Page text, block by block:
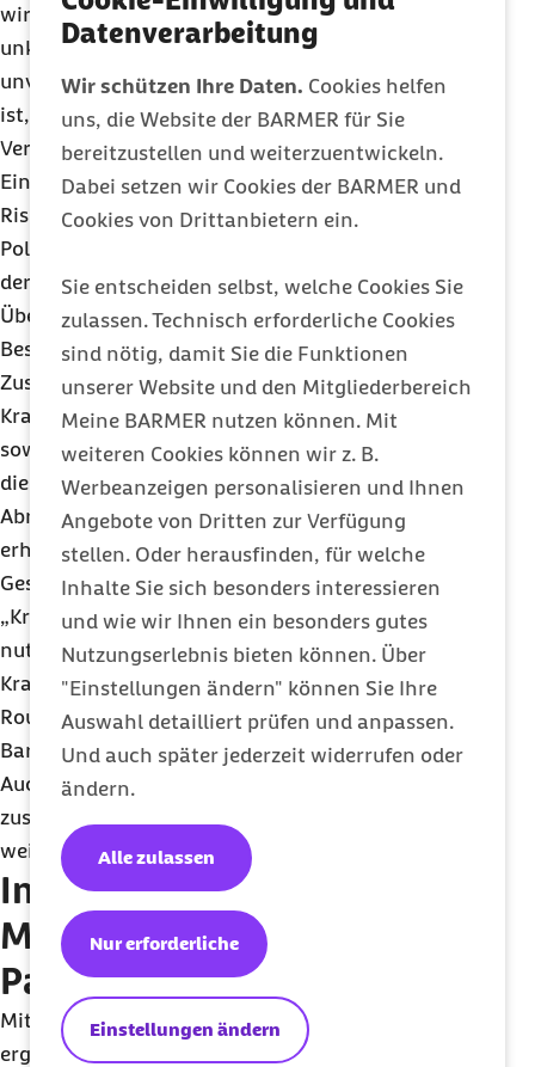
Datenverarbeitung
Wir schützen Ihre Daten. Cookies helfen
uns, die Website der BARMER für Sie
bereitzustellen und weiterzuentwickeln.
Dabei setzen wir Cookies der BARMER und
Cookies von Drittanbietern ein.
Sie entscheiden selbst, welche Cookies Sie
zulassen. Technisch erforderliche Cookies
sind nötig, damit Sie die Funktionen
unserer Website und den Mitgliederbereich
Meine BARMER nutzen können. Mit
weiteren Cookies können wir z. B.
Werbeanzeigen personalisieren und Ihnen
Angebote von Dritten zur Verfügung
stellen. Oder herausfinden, für welche
Inhalte Sie sich besonders interessieren
und wie wir Ihnen ein besonders gutes
Nutzungserlebnis bieten können. Über
"Einstellungen ändern" können Sie Ihre
Auswahl detailliert prüfen und anpassen.
Und auch später jederzeit widerrufen oder
ändern.
Einstellungen ändern
Nur erforderliche
Alle zulassen
wird die Arzneimitteltherapie zu einem
unkalkulierbaren Risiko. Es ist daher
unverständlich, dass bisher nicht gewährleistet
ist, dass notwendige Informationen sicher zur
Verfügung stehen“, so Grandt. TOP beseitige mit
Einverständnis der Patienten Informationsbrüche,
Risiken und Schäden bei
Polypharmaziepatientinnen und -patienten von
der Aufnahme in die Klinik bis zur Entlassung und
Überleitung zum ambulanten Bereich. Das
Besondere ist die enge interdisziplinäre
Zusammenarbeit zwischen arztunterstützenden
Krankenhausapothekerinnen und -apothekern
sowie den behandelnden Ärzten. Sie bekommen
die von der Barmer gespeicherten
Abrechnungsdaten zur Verfügung gestellt. So
erhalten sie wichtige Informationen zur
Gesundheitshistorie der Patienten.
„Krankenkassendaten sind so offensichtlich
nutzenstiftend und zudem zeitsparend für das
Krankenhaus, dass TOP ohne Zeitverzug in die
Routineversorgung überführt werden sollte“, fasst
Barmer-Chef Straub die Erfahrungen zusammen.
Auch bei TOP arbeiteten zahlreiche Projektpartner
zusammen und mit der AOK Nordost auch eine
weitere Krankenkasse mit.
Immer aktueller
Medikationsplan für alle
Patienten durch eRIKA
Mit dem Anfang Oktober gestarteten Projekt eRIKA
ergänzt die BARMER die beiden Projekte AdAM und